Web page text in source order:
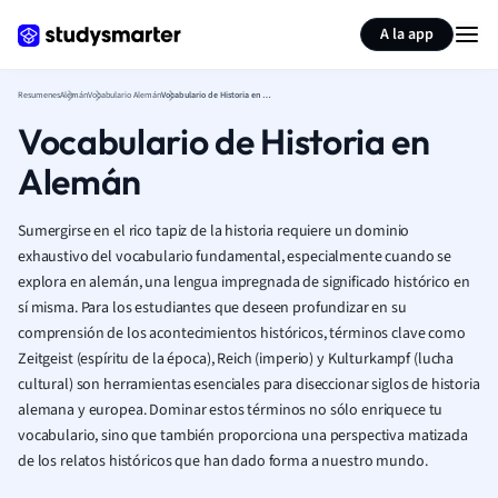
A la app
ResumenesAlemánVocabulario Alemán Vocabulario de Historia en Alemán
Vocabulario de Historia en
Alemán
Sumergirse en el rico tapiz de la historia requiere un dominio
exhaustivo del vocabulario fundamental, especialmente cuando se
explora en alemán, una lengua impregnada de significado histórico en
sí misma. Para los estudiantes que deseen profundizar en su
comprensión de los acontecimientos históricos, términos clave como
Zeitgeist (espíritu de la época), Reich (imperio) y Kulturkampf (lucha
cultural) son herramientas esenciales para diseccionar siglos de historia
alemana y europea. Dominar estos términos no sólo enriquece tu
vocabulario, sino que también proporciona una perspectiva matizada
de los relatos históricos que han dado forma a nuestro mundo.
Resumir página